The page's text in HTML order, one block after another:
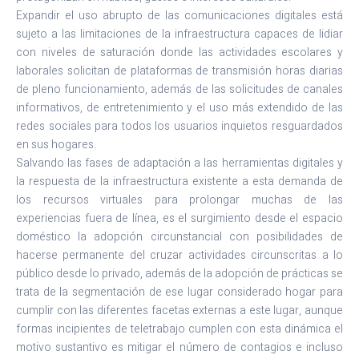
Expandir el uso abrupto de las comunicaciones digitales está
sujeto a las limitaciones de la infraestructura capaces de lidiar
con niveles de saturación donde las actividades escolares y
laborales solicitan de plataformas de transmisión horas diarias
de pleno funcionamiento, además de las solicitudes de canales
informativos, de entretenimiento y el uso más extendido de las
redes sociales para todos los usuarios inquietos resguardados
en sus hogares.
Salvando las fases de adaptación a las herramientas digitales y
la respuesta de la infraestructura existente a esta demanda de
los recursos virtuales para prolongar muchas de las
experiencias fuera de línea, es el surgimiento desde el espacio
doméstico la adopción circunstancial con posibilidades de
hacerse permanente del cruzar actividades circunscritas a lo
público desde lo privado, además de la adopción de prácticas se
trata de la segmentación de ese lugar considerado hogar para
cumplir con las diferentes facetas externas a este lugar, aunque
formas incipientes de teletrabajo cumplen con esta dinámica el
motivo sustantivo es mitigar el número de contagios e incluso